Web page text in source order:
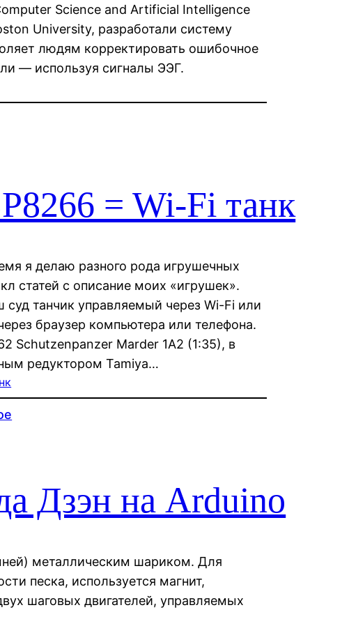
Science and Artificial Intelligence
University, разработали систему
людям корректировать ошибочное
— используя сигналы ЭЭГ.
= Wi-Fi танк
я делаю разного рода игрушечных
статей с описание моих «игрушек».
суд танчик управляемый через Wi-Fi или
браузер компьютера или телефона.
Schutzenpanzer Marder 1A2 (1:35), в
редуктором Tamiya…
Дзэн на Arduino
металлическим шариком. Для
песка, используется магнит,
шаговых двигателей, управляемых